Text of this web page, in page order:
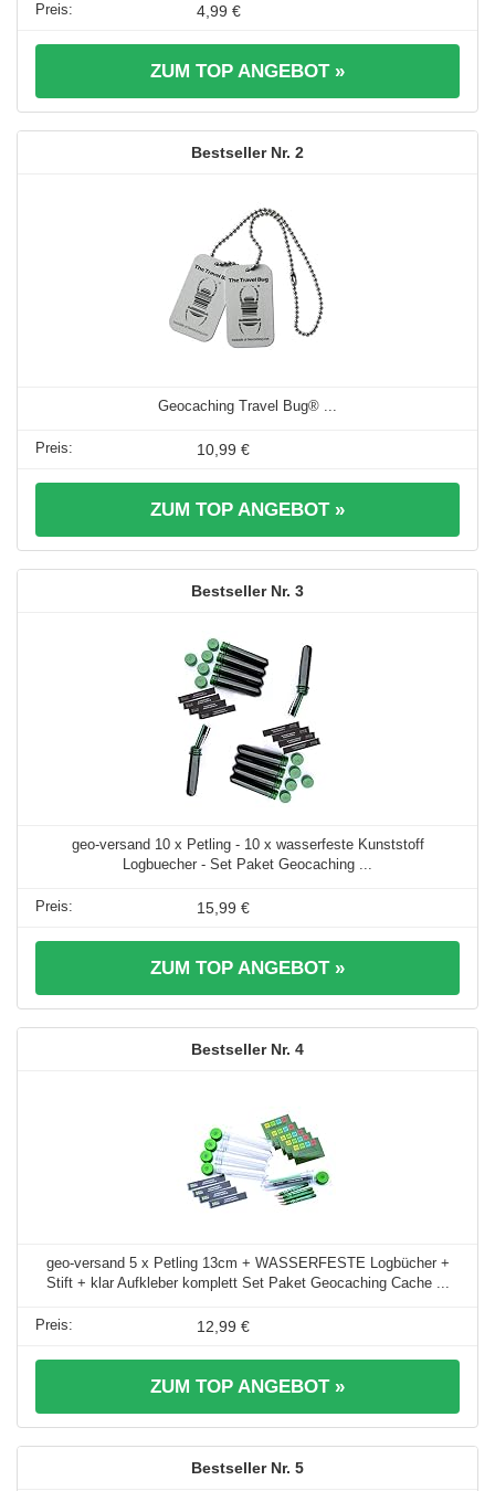
4,99 €
ZUM TOP ANGEBOT »
2
Geocaching Travel Bug® ...
10,99 €
ZUM TOP ANGEBOT »
3
geo-versand 10 x Petling - 10 x wasserfeste Kunststoff
Logbuecher - Set Paket Geocaching ...
15,99 €
ZUM TOP ANGEBOT »
4
geo-versand 5 x Petling 13cm + WASSERFESTE Logbücher +
Stift + klar Aufkleber komplett Set Paket Geocaching Cache ...
12,99 €
ZUM TOP ANGEBOT »
5